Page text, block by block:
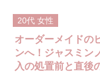
を改善したりすることも可
ザインしていきます。
施術時間：注入箇所数に
リスク、副作用：施術後
生じることがありますが
ていきます。まれに、ヒ
染、血管閉塞といった重篤
20代 女性
オーダーメイドの
ンへ！ジャスミン
入の処置前と直後